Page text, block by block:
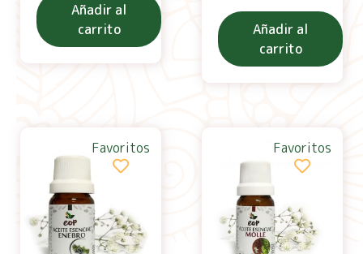
Añadir al
carrito
Añadir al
carrito
Favoritos Favoritos